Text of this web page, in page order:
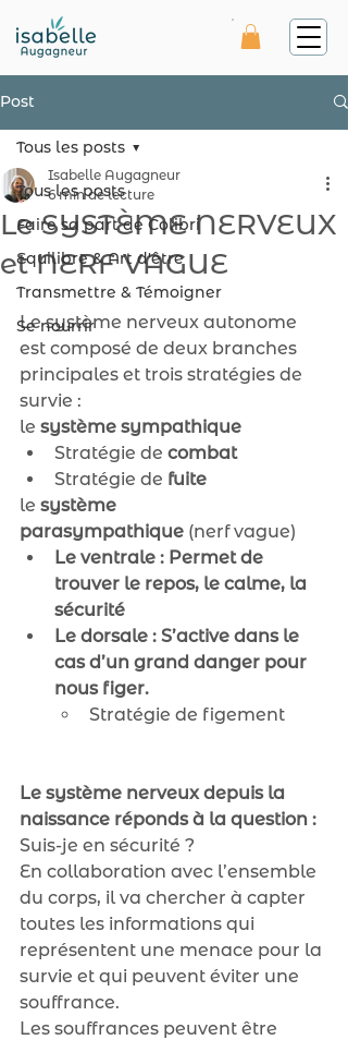
Post
Tous les posts
Faire sa part de Colibri
Equilibre & Art d'être
Transmettre & Témoigner
Se nourrir
Tous les posts
Le SYSTÈME NERVEUX
et NERF VAGUE
Isabelle Augagneur
6 min de lecture
Le système nerveux autonome
est composé de deux branches
principales et trois stratégies de
survie :
le système sympathique
Stratégie de combat
Stratégie de fuite
le système
parasympathique (nerf vague)
Le ventrale : Permet de
trouver le repos, le calme, la
sécurité
Le dorsale : S’active dans le
cas d’un grand danger pour
nous figer.
Stratégie de figement
Le système nerveux depuis la
naissance réponds à la question :
Suis-je en sécurité ?
En collaboration avec l’ensemble
du corps, il va chercher à capter
toutes les informations qui
représentent une menace pour la
survie et qui peuvent éviter une
souffrance.
Les souffrances peuvent être